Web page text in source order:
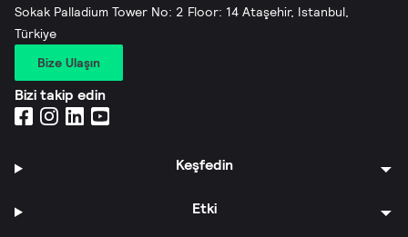
Sokak Palladium Tower No: 2 Floor: 14 Ataşehir, Istanbul,
Türkiye
Bize Ulaşın
Bizi takip edin
Keşfedin
Etki